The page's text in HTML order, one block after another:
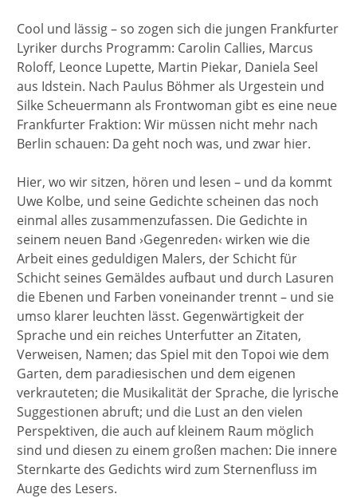
Cool und lässig – so zogen sich die jungen Frankfurter
Lyriker durchs Programm: Carolin Callies, Marcus
Roloff, Leonce Lupette, Martin Piekar, Daniela Seel
aus Idstein. Nach Paulus Böhmer als Urgestein und
Silke Scheuermann als Frontwoman gibt es eine neue
Frankfurter Fraktion: Wir müssen nicht mehr nach
Berlin schauen: Da geht noch was, und zwar hier.
Hier, wo wir sitzen, hören und lesen – und da kommt
Uwe Kolbe, und seine Gedichte scheinen das noch
einmal alles zusammenzufassen. Die Gedichte in
seinem neuen Band ›Gegenreden‹ wirken wie die
Arbeit eines geduldigen Malers, der Schicht für
Schicht seines Gemäldes aufbaut und durch Lasuren
die Ebenen und Farben voneinander trennt – und sie
umso klarer leuchten lässt. Gegenwärtigkeit der
Sprache und ein reiches Unterfutter an Zitaten,
Verweisen, Namen; das Spiel mit den Topoi wie dem
Garten, dem paradiesischen und dem eigenen
verkrauteten; die Musikalität der Sprache, die lyrische
Suggestionen abruft; und die Lust an den vielen
Perspektiven, die auch auf kleinem Raum möglich
sind und diesen zu einem großen machen: Die innere
Sternkarte des Gedichts wird zum Sternenfluss im
Auge des Lesers.